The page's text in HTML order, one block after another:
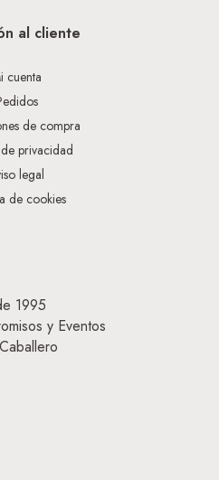
al cliente
cuenta
de compra
privacidad
legal
de cookies
1995
y Eventos